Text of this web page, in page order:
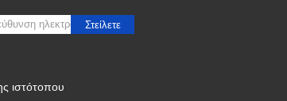
Στείλετε
ιστότοπου